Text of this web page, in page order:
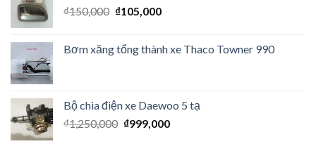
₫150,000 ₫105,000
Bơm xăng tổng thành xe Thaco Towner 990
Bộ chia điện xe Daewoo 5 tạ
₫1,250,000 ₫999,000